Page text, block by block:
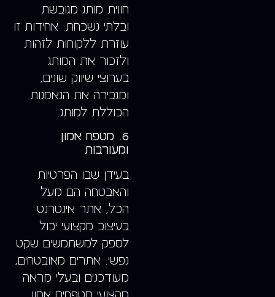
חווית מותג מגובשת
ובלתי נשכחת. אחידות זו
עוזרת ללקוחות לזהות
ולזכור את המותג
בערוצי שיווק שונים,
ומגבירה את הנאמנות
הכוללת למותג.
6. מטפח אמון
ומעורבות
בעידן שבו הפרטיות
והאבטחה הם מעל
הכל, אתר אינטרנט
בעיצוב מקצועי יכול
לספק למשתמשים שקט
נפשי. אתרים מאובטחים,
מעודכנים ובעלי מראה